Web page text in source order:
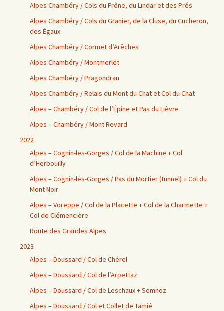
Alpes Chambéry / Cols du Frêne, du Lindar et des Prés
Alpes Chambéry / Cols du Granier, de la Cluse, du Cucheron,
des Égaux
Alpes Chambéry / Cormet d’Arêches
Alpes Chambéry / Montmerlet
Alpes Chambéry / Pragondran
Alpes Chambéry / Relais du Mont du Chat et Col du Chat
Alpes – Chambéry / Col de l’Épine et Pas du Lièvre
Alpes – Chambéry / Mont Revard
2022
Alpes – Cognin-les-Gorges / Col de la Machine + Col
d’Herbouilly
Alpes – Cognin-les-Gorges / Pas du Mortier (tunnel) + Col du
Mont Noir
Alpes – Voreppe / Col de la Placette + Col de la Charmette +
Col de Clémencière
Route des Grandes Alpes
2023
Alpes – Doussard / Col de Chérel
Alpes – Doussard / Col de l’Arpettaz
Alpes – Doussard / Col de Leschaux + Semnoz
Alpes – Doussard / Col et Collet de Tamié